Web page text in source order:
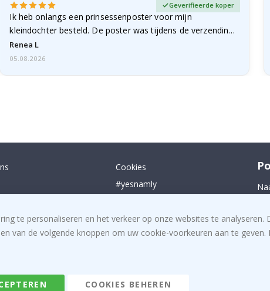
Ik heb onlangs een prinsessenposter voor mijn
kleindochter besteld. De poster was tijdens de verzending
licht…
Renea L
Geverifieerde koper
05.08.2026
te annuleren
voorwaarden
Cookies
#yesnamly
Instructies
Inspiratie
te personaliseren en het verkeer op onze websites te
van de volgende knoppen om uw cookie-voorkeuren aan te
COOKIES BEHEREN